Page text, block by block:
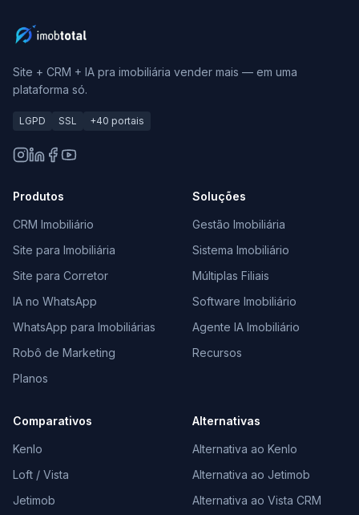
Site + CRM + IA pra imobiliária vender mais — em uma
plataforma só.
LGPD SSL +40 portais
Produtos
CRM Imobiliário
Site para Imobiliária
Site para Corretor
IA no WhatsApp
WhatsApp para Imobiliárias
Robô de Marketing
Planos
Soluções
Gestão Imobiliária
Sistema Imobiliário
Múltiplas Filiais
Software Imobiliário
Agente IA Imobiliário
Recursos
Comparativos
Kenlo
Loft / Vista
Jetimob
Alternativas
Alternativa ao Kenlo
Alternativa ao Jetimob
Alternativa ao Vista CRM